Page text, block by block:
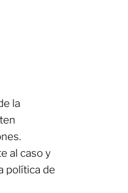
la
al caso y
política de